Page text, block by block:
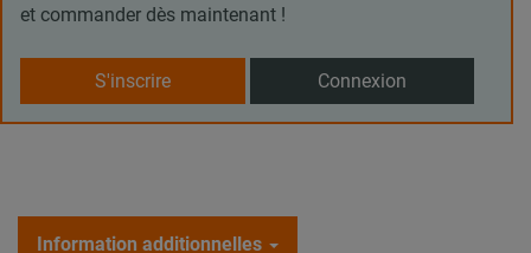
et commander dès maintenant !
S'inscrire Connexion
Information additionnelles